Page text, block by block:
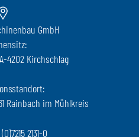
GmbH
4202 Kirchschlag
Rainbach im Mühlkreis
2131-0